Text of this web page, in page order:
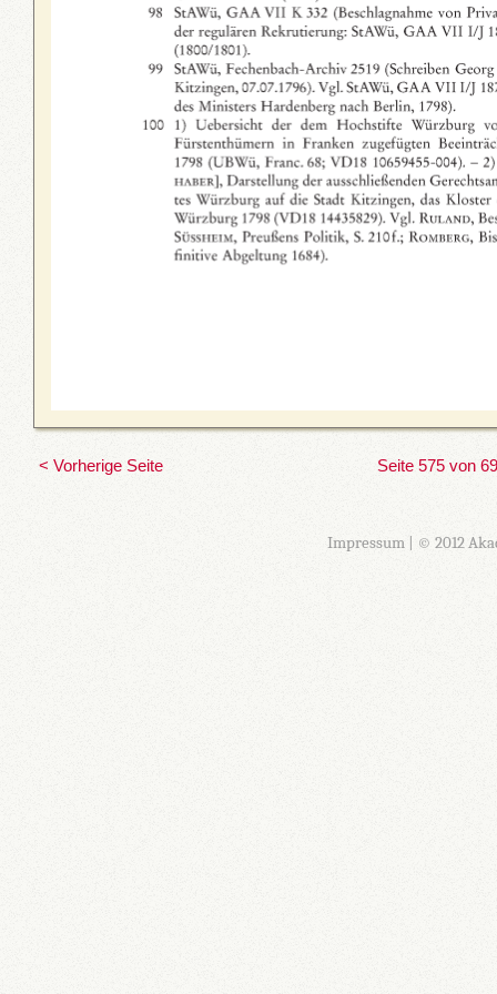
< Vorherige Seite Seite 575 von
Impressum| © 2012